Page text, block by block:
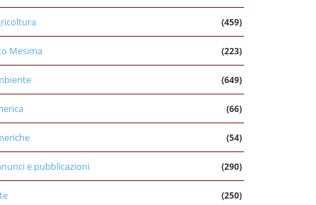
(459)
Mesima (223)
(649)
(66)
(54)
e pubblicazioni (290)
(250)